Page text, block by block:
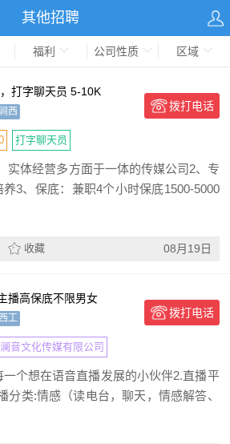
其他招聘
福利 公司性质 区域
打字聊天员 5-10K
西 拨打电话
打字聊天员
公司
实体经营多方面于一体的传媒公司2、专
3、保底：兼职4个小时保底1500-5000
收藏 08月19日
播高保底不限男女
工 拨打电话
音文化传媒有限公司
个想在语音直播发展的小伙伴2.直播平
分类:情感（读电台，聊天，情感解答、